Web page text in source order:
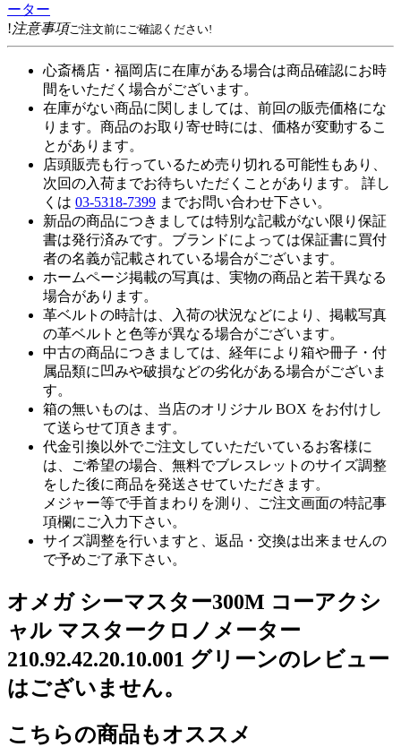
ーター
!注意事項ご注文前にご確認ください!
心斎橋店・福岡店に在庫がある場合は商品確認にお時
間をいただく場合がございます。
在庫がない商品に関しましては、前回の販売価格にな
ります。商品のお取り寄せ時には、価格が変動するこ
とがあります。
店頭販売も行っているため売り切れる可能性もあり、
次回の入荷までお待ちいただくことがあります。 詳し
くは 03-5318-7399 までお問い合わせ下さい。
新品の商品につきましては特別な記載がない限り保証
書は発行済みです。ブランドによっては保証書に買付
者の名義が記載されている場合がございます。
ホームページ掲載の写真は、実物の商品と若干異なる
場合があります。
革ベルトの時計は、入荷の状況などにより、掲載写真
の革ベルトと色等が異なる場合がございます。
中古の商品につきましては、経年により箱や冊子・付
属品類に凹みや破損などの劣化がある場合がございま
す。
箱の無いものは、当店のオリジナル BOX をお付けし
て送らせて頂きます。
代金引換以外でご注文していただいているお客様に
は、ご希望の場合、無料でブレスレットのサイズ調整
をした後に商品を発送させていただきます。
メジャー等で手首まわりを測り、ご注文画面の特記事
項欄にご入力下さい。
サイズ調整を行いますと、返品・交換は出来ませんの
で予めご了承下さい。
オメガ シーマスター300M コーアクシ
ャル マスタークロノメーター
210.92.42.20.10.001 グリーンのレビュー
はございません。
こちらの商品もオススメ